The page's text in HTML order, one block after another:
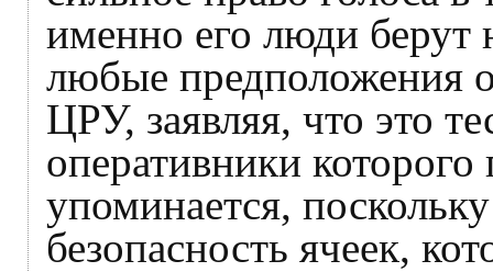
именно его люди берут
любые предположения
ЦРУ, заявляя, что это
оперативники
упоминается,
безопасность ячеек,